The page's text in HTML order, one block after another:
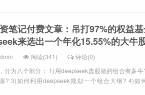
笔记付费文章：吊打97%的权益基
来选出一个年化15.55%的大牛
阅读(341)
评论(0)
分为八个部分： 1)用deepseek选股做的组合有多
? 3)如何利用deepseek规划一个组合大纲? 4)如